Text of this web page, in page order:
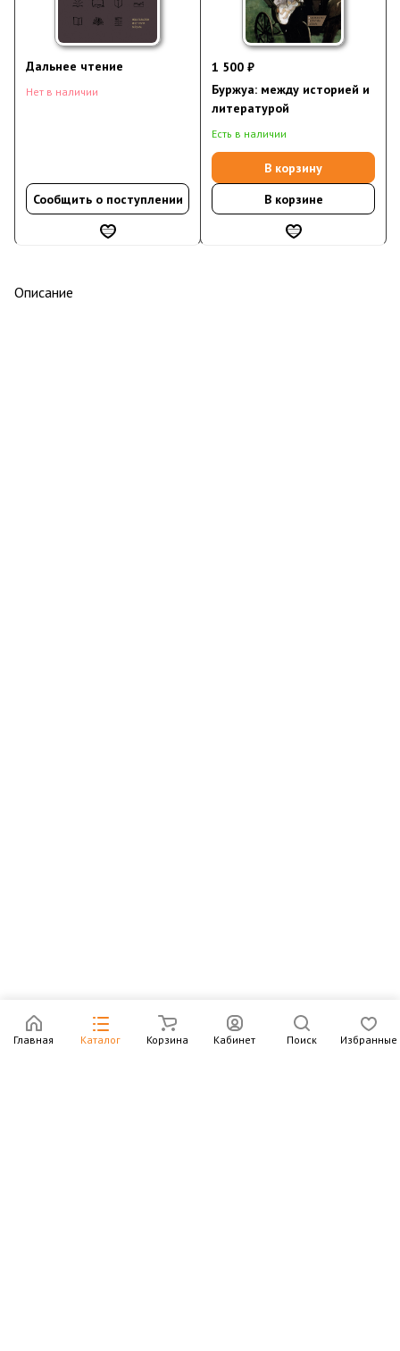
Дальнее чтение
Нет в наличии
Сообщить о поступлении
1 500 ₽
Буржуа: между историей и
литературой
Есть в наличии
В корзину
В корзине
Описание
Главная Каталог Корзина Кабинет Поиск Избранные